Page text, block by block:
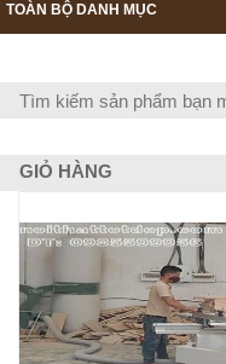
TOÀN BỘ DANH MỤC
GIỎ HÀNG